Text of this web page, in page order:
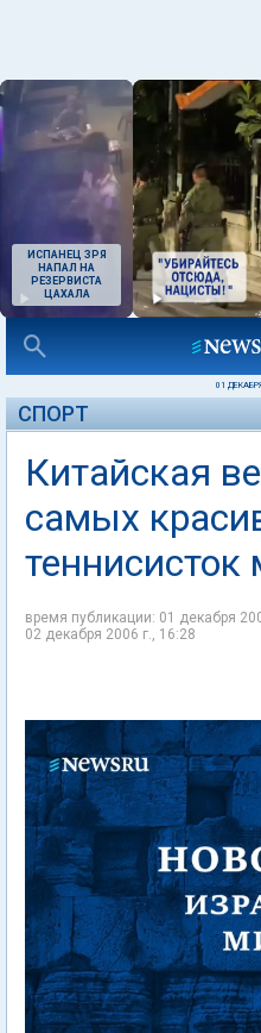
ИСПАНЕЦ ЗРЯ
НАПАЛ НА
РЕЗЕРВИСТА
ЦАХАЛА
01
СПОРТ
Китайская
самых
теннисисток
время публикации: 01 декабря
02 декабря 2006 г., 16:28